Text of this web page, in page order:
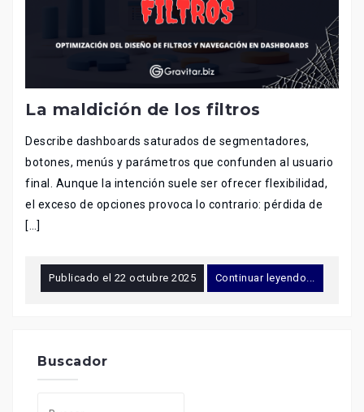
La maldición de los filtros
Describe dashboards saturados de segmentadores,
botones, menús y parámetros que confunden al usuario
final. Aunque la intención suele ser ofrecer flexibilidad,
el exceso de opciones provoca lo contrario: pérdida de
[…]
Publicado el 22 octubre 2025 Continuar leyendo...
Buscador